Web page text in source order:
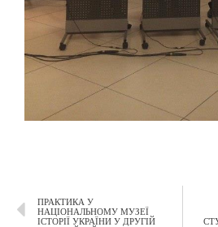
ПРАКТИКА У
НАЦІОНАЛЬНОМУ МУЗЕЇ
ІСТОРІЇ УКРАЇНИ У ДРУГІЙ